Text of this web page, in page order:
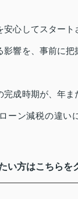
心してスタート
影響を、事前に把
完成時期が、年ま
ーン減税の違い
い方はこちらを